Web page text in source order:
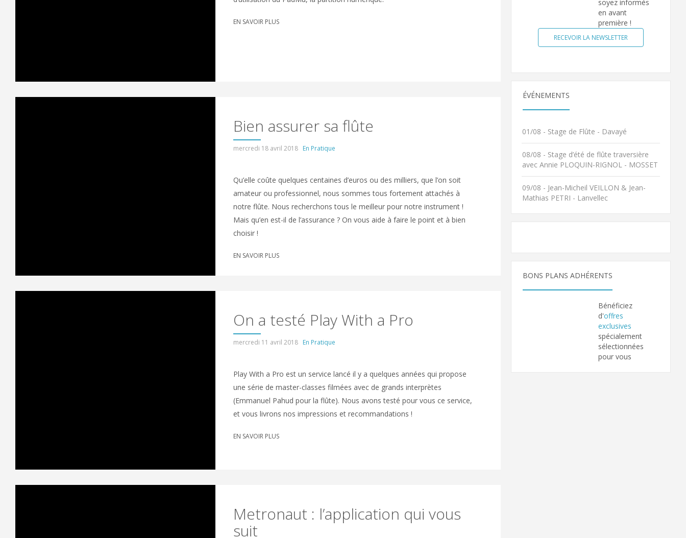
EN SAVOIR PLUS
Bien assurer sa flûte
mercredi 18 avril 2018 En Pratique
Qu’elle coûte quelques centaines d’euros ou des milliers, que l’on soit
amateur ou professionnel, nous sommes tous fortement attachés à
notre flûte. Nous recherchons tous le meilleur pour notre instrument !
Mais qu’en est-il de l’assurance ? On vous aide à faire le point et à bien
choisir !
EN SAVOIR PLUS
On a testé Play With a Pro
mercredi 11 avril 2018 En Pratique
Play With a Pro est un service lancé il y a quelques années qui propose
une série de master-classes filmées avec de grands interprètes
(Emmanuel Pahud pour la flûte). Nous avons testé pour vous ce service,
et vous livrons nos impressions et recommandations !
EN SAVOIR PLUS
Metronaut : l’application qui vous
suit
soyez informés
en avant
première !
RECEVOIR LA NEWSLETTER
ÉVÉNEMENTS
01/08 - Stage de Flûte - Davayé
08/08 - Stage d’été de flûte traversière
avec Annie PLOQUIN-RIGNOL - MOSSET
09/08 - Jean-Micheil VEILLON & Jean-
Mathias PETRI - Lanvellec
BONS PLANS ADHÉRENTS
Bénéficiez
d'offres
exclusives
spécialement
sélectionnées
pour vous